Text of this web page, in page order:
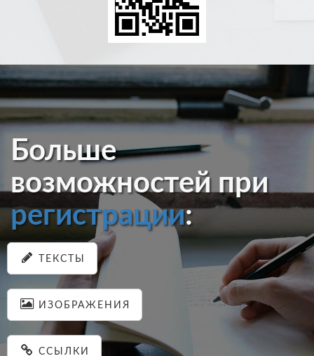
Больше
возможностей при
регистрации:
ТЕКСТЫ
ИЗОБРАЖЕНИЯ
ССЫЛКИ